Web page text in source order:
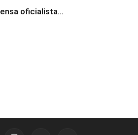
oficialista…